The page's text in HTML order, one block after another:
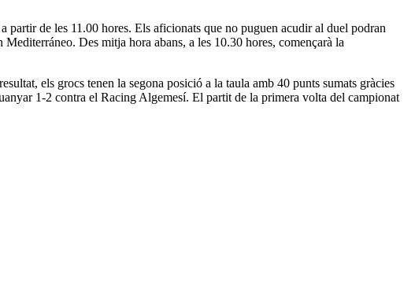
de les 11.00 hores. Els aficionats que no puguen acudir al duel podran
Des mitja hora abans, a les 10.30 hores, començarà la
els grocs tenen la segona posició a la taula amb 40 punts sumats gràcies
1-2 contra el Racing Algemesí. El partit de la primera volta del campionat